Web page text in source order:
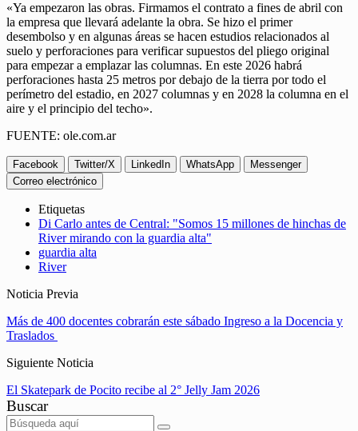
«Ya empezaron las obras. Firmamos el contrato a fines de abril con
la empresa que llevará adelante la obra. Se hizo el primer
desembolso y en algunas áreas se hacen estudios relacionados al
suelo y perforaciones para verificar supuestos del pliego original
para empezar a emplazar las columnas. En este 2026 habrá
perforaciones hasta 25 metros por debajo de la tierra por todo el
perímetro del estadio, en 2027 columnas y en 2028 la columna en el
aire y el principio del techo».
FUENTE: ole.com.ar
Facebook Twitter/X LinkedIn WhatsApp
Messenger
Correo electrónico
Etiquetas
Di Carlo antes de Central: "Somos 15 millones de hinchas de
River mirando con la guardia alta"
guardia alta
River
Noticia Previa
Más de 400 docentes cobrarán este sábado Ingreso a la Docencia y
Traslados
Siguiente Noticia
El Skatepark de Pocito recibe al 2° Jelly Jam 2026
Buscar